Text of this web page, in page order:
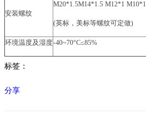
安装螺纹
M20*1.5M14*1.5 M12*1 M10*1
(英标，美标等螺纹可定做)
环境温度及湿度-40~70°C≤85%
标签：
分享